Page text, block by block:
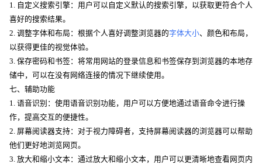
1. 自定义搜索引擎：用户可以自定义默认的搜索引擎，以获取更符合个人
喜好的搜索结果。
2. 调整字体和布局：根据个人喜好调整浏览器的字体大小、颜色和布局，
以获得更佳的视觉体验。
3. 保存密码和书签：将常用网站的登录信息和书签保存到浏览器的本地存
储中，可以在没有网络连接的情况下继续使用。
七、辅助功能
1. 语音识别：使用语音识别功能，用户可以方便地通过语音命令进行操
作，提高交互的便捷性。
2. 屏幕阅读器支持：对于视力障碍者，支持屏幕阅读器的浏览器可以帮助
他们更好地浏览网页。
3. 放大和缩小文本：通过放大和缩小文本，用户可以更清晰地查看网页内